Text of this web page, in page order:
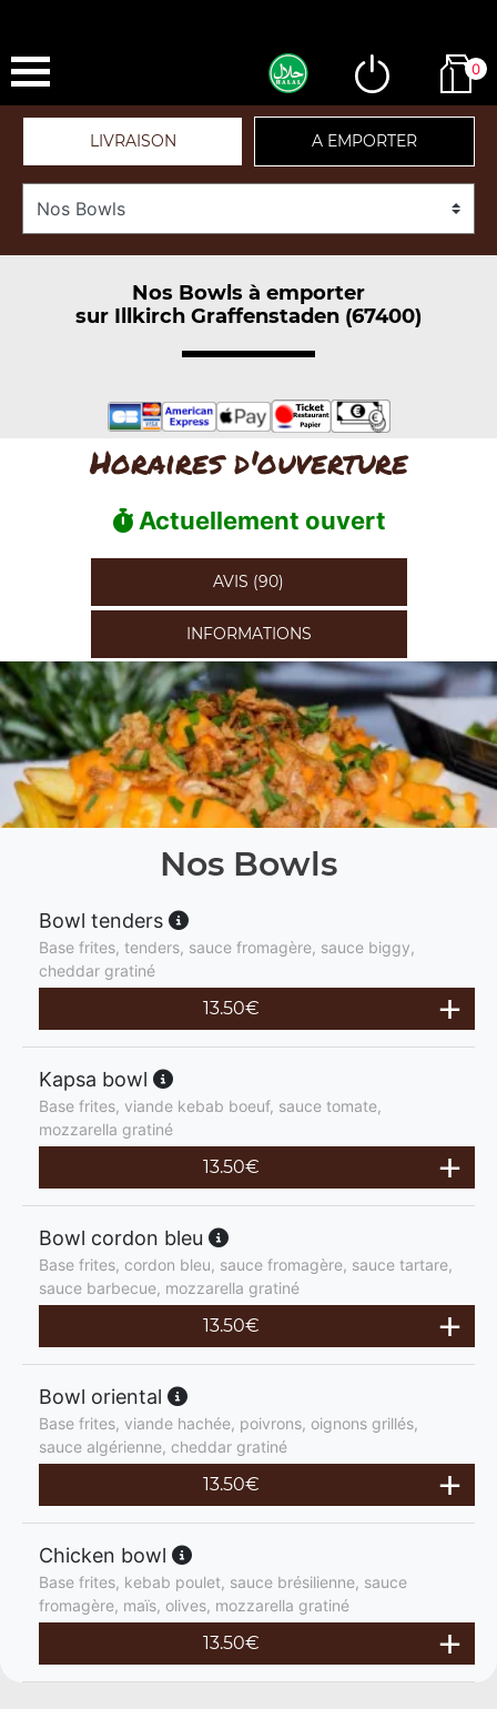
0
LIVRAISON A EMPORTER
Nos Bowls à emporter
sur Illkirch Graffenstaden (67400)
Horaires d'ouverture
Actuellement ouvert
AVIS (90)
INFORMATIONS
Nos Bowls
Bowl tenders
Base frites, tenders, sauce fromagère, sauce biggy,
cheddar gratiné
13.50€
Kapsa bowl
Base frites, viande kebab boeuf, sauce tomate,
mozzarella gratiné
13.50€
Bowl cordon bleu
Base frites, cordon bleu, sauce fromagère, sauce tartare,
sauce barbecue, mozzarella gratiné
13.50€
Bowl oriental
Base frites, viande hachée, poivrons, oignons grillés,
sauce algérienne, cheddar gratiné
13.50€
Chicken bowl
Base frites, kebab poulet, sauce brésilienne, sauce
fromagère, maïs, olives, mozzarella gratiné
13.50€